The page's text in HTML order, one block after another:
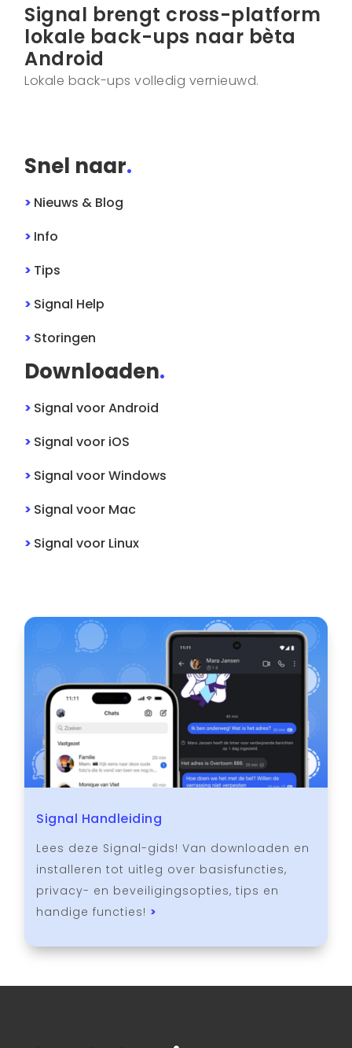
Signal brengt cross-platform
lokale back-ups naar bèta
Android
Lokale back-ups volledig vernieuwd.
Snel naar.
> Nieuws & Blog
> Info
> Tips
> Signal Help
> Storingen
Downloaden.
> SignalvoorAndroid
> Signalvoor iOS
> SignalvoorWindows
> Signalvoor Mac
> Signalvoor Linux
Signal Handleiding
Lees deze Signal-gids! Van downloaden en
installeren tot uitleg over basisfuncties,
privacy- en beveiligingsopties, tips en
handige functies! >